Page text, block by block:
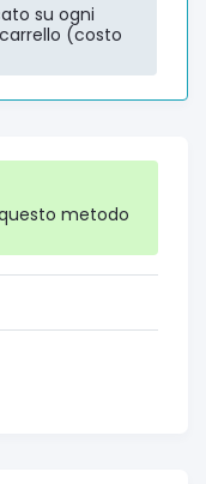
su ogni
(costo
metodo